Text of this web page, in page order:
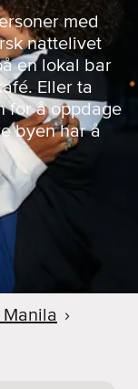
med
nattelivet
en lokal bar
Eller ta
for å oppdage
byen har å
Manila ›